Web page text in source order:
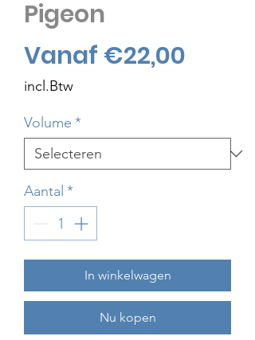
Pigeon
Vanaf €22,00
incl.Btw
Volume *
Aantal *
In winkelwagen
Nu kopen